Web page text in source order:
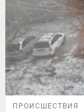
ПРОИСШЕСТВИЯ